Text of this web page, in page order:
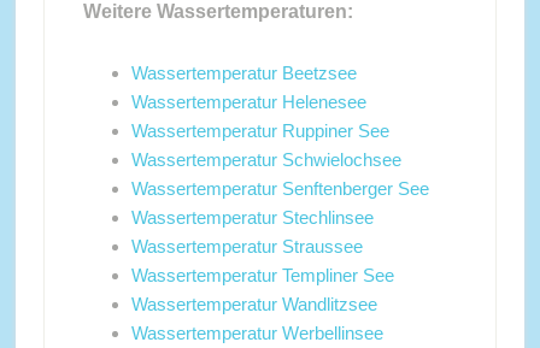
Weitere Wassertemperaturen:
Wassertemperatur Beetzsee
Wassertemperatur Helenesee
Wassertemperatur Ruppiner See
Wassertemperatur Schwielochsee
Wassertemperatur Senftenberger See
Wassertemperatur Stechlinsee
Wassertemperatur Straussee
Wassertemperatur Templiner See
Wassertemperatur Wandlitzsee
Wassertemperatur Werbellinsee